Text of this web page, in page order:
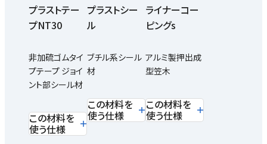
プラストテー
プNT30
非加硫ゴムタイ
プテープ ジョイ
ント部シール材
この材料を
使う仕様
プラストシー
ル
ブチル系シール
材
この材料を
使う仕様
ライナーコー
ピングs
アルミ製押出成
型笠木
この材料を
使う仕様